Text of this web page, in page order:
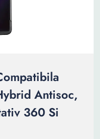
Antisoc,
360 Si